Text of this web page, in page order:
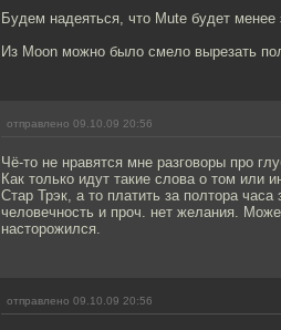
Будем надеяться, что Mute будет
Из Moon можно было смело вырезать
отправлено 09.10.09 20:56
Чё-то не нравятся мне разговоры про
Как только идут такие слова о том или
Стар Трэк, а то платить за полтора
человечность и проч. нет желания.
насторожился.
отправлено 09.10.09 20:56